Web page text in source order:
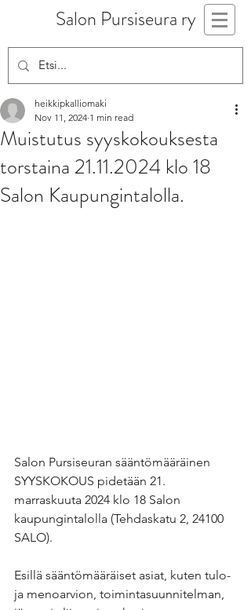
Salon Pursiseura ry
Muistutus syyskokouksesta
torstaina 21.11.2024 klo 18
Salon Kaupungintalolla.
heikkipkalliomaki
Nov 11, 2024 1 min read
Salon Pursiseuran sääntömääräinen
SYYSKOKOUS pidetään 21.
marraskuuta 2024 klo 18 Salon
kaupungintalolla (Tehdaskatu 2, 24100
SALO).
Esillä sääntömääräiset asiat, kuten tulo-
ja menoarvion, toimintasuunnitelman,